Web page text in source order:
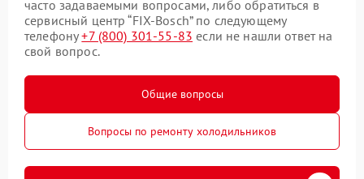
часто задаваемыми вопросами, либо обратиться в
сервисный центр “FIX-Bosch” по следующему
телефону+7 (800) 301-55-83 если не нашли ответ на
свой вопрос.
Общие вопросы
Вопросы по ремонту холодильников